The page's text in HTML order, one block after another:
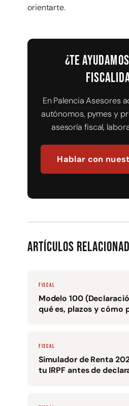
orientarte.
¿Te
En Palencia Asesores
autónomos, pymes y
asesoría fiscal,
Hablar con
Artículos
FISCAL
Modelo 100
qué es, plazos y cómo
FISCAL
Simulador de Renta
tu IRPF antes de